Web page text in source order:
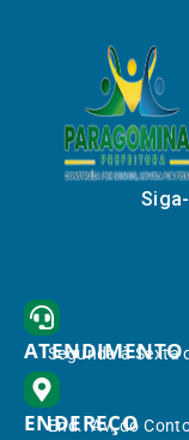
ATENDIMENTO
Segunda à Sexta
ENDEREÇO
End.: Av. do